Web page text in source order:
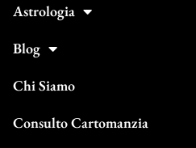
Astrologia
Blog
Chi Siamo
Consulto Cartomanzia